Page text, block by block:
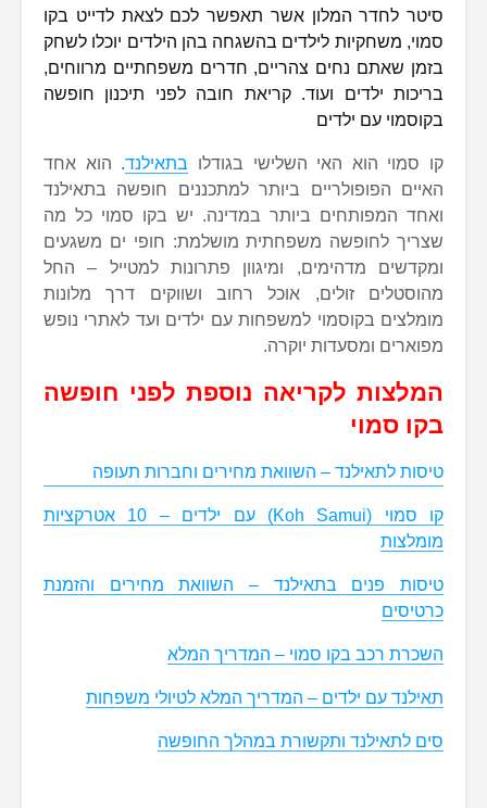
סיטר לחדר המלון אשר תאפשר לכם לצאת לדייט בקו
סמוי, משחקיות לילדים בהשגחה בהן הילדים יוכלו לשחק
בזמן שאתם נחים צהריים, חדרים משפחתיים מרווחים,
בריכות ילדים ועוד. קריאת חובה לפני תיכנון חופשה
בקוסמוי עם ילדים
קו סמוי הוא האי השלישי בגודלו בתאילנד. הוא אחד
האיים הפופולריים ביותר למתכננים חופשה בתאילנד
ואחד המפותחים ביותר במדינה. יש בקו סמוי כל מה
שצריך לחופשה משפחתית מושלמת: חופי ים משגעים
ומקדשים מדהימים, ומיגוון פתרונות למטייל – החל
מהוסטלים זולים, אוכל רחוב ושווקים דרך מלונות
מומלצים בקוסמוי למשפחות עם ילדים ועד לאתרי נופש
מפוארים ומסעדות יוקרה.
המלצות לקריאה נוספת לפני חופשה
בקו סמוי
טיסות לתאילנד – השוואת מחירים וחברות תעופה
קו סמוי (Koh Samui) עם ילדים – 10 אטרקציות
מומלצות
טיסות פנים בתאילנד – השוואת מחירים והזמנת
כרטיסים
השכרת רכב בקו סמוי – המדריך המלא
תאילנד עם ילדים – המדריך המלא לטיולי משפחות
סים לתאילנד ותקשורת במהלך החופשה